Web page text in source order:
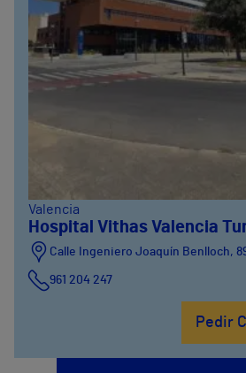
Valencia
Hospital Vithas Valencia
Calle Ingeniero Joaquín Benlloch,
961 204 247
Pedir